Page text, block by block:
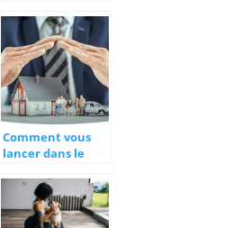
Comment vous
lancer dans le
assurance?